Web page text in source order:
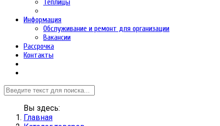
Теплицы
Информация
Обслуживание и ремонт для организации
Вакансии
Рассрочка
Контакты
Вы здесь:
Главная